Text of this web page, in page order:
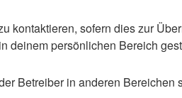
sofern dies zur
deinem persönlichen Bereich
Betreiber in anderen